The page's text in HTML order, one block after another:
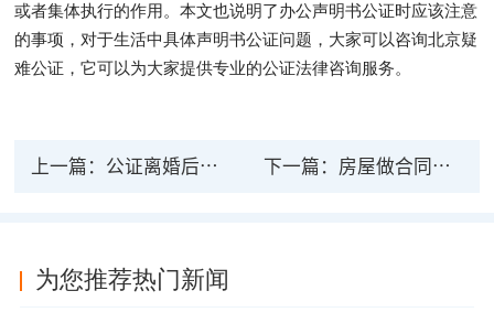
或者集体执行的作用。本文也说明了办公声明书公证时应该注意
的事项，对于生活中具体声明书公证问题，大家可以咨询北京疑
难公证，它可以为大家提供专业的公证法律咨询服务。
上一篇： 公证离婚后的房子有法律效力吗？如何做离婚房产公证？ 下一篇： 房屋做合同公证有没有法律效力？有什么法律效力?
为您推荐热门新闻